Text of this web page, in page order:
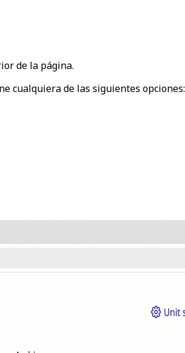
de la página.
cualquiera de las siguientes opciones: